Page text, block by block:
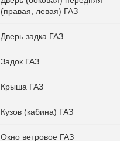
(правая, левая) ГАЗ
Дверь задка ГАЗ
Задок ГАЗ
Крыша ГАЗ
Кузов (кабина) ГАЗ
Окно ветровое ГАЗ